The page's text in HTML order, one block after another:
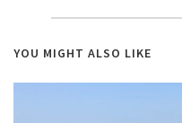
YOU MIGHT ALSO LIKE